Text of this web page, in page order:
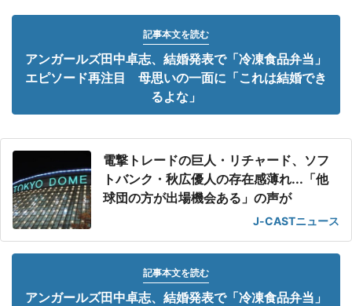
記事本文を読む
アンガールズ田中卓志、結婚発表で「冷凍食品弁当」
エピソード再注目 母思いの一面に「これは結婚でき
るよな」
電撃トレードの巨人・リチャード、ソフ
トバンク・秋広優人の存在感薄れ...「他
球団の方が出場機会ある」の声が
J-CASTニュース
記事本文を読む
アンガールズ田中卓志、結婚発表で「冷凍食品弁当」